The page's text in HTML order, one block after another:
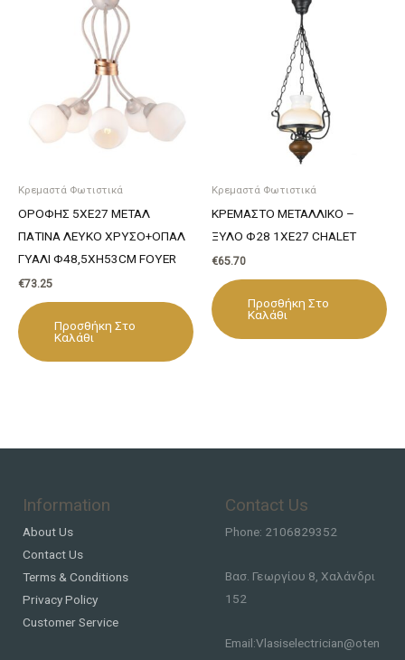
Κρεμαστά Φωτιστικά
ΟΡΟΦΗΣ 5ΧΕ27 ΜΕΤΑΛ
ΠΑΤΙΝΑ ΛΕΥΚΟ ΧΡΥΣΟ+ΟΠΑΛ
ΓΥΑΛΙ Φ48,5ΧΗ53CM FOYER
€73.25
Προσθήκη Στο
Καλάθι
Κρεμαστά Φωτιστικά
ΚΡΕΜΑΣΤΟ ΜΕΤΑΛΛΙΚΟ –
ΞΥΛΟ Φ28 1ΧΕ27 CHALET
€65.70
Προσθήκη Στο
Καλάθι
Information
About Us
Contact Us
Terms & Conditions
Privacy Policy
Customer Service
Contact Us
Phone: 2106829352
Βασ. Γεωργίου 8, Χαλάνδρι
152
Email:Vlasiselectrician@oten